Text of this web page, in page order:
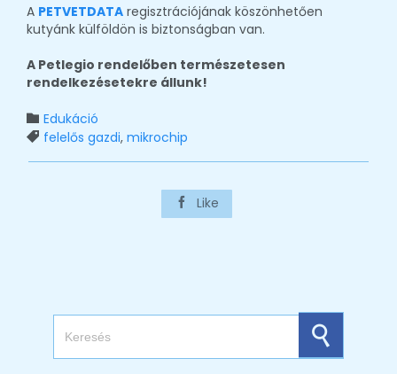
A PETVETDATA regisztrációjának köszönhetően
kutyánk külföldön is biztonságban van.
A Petlegio rendelőben természetesen
rendelkezésetekre állunk!
 Category
Edukáció
 Tags
felelős gazdi, mikrochip
 Like